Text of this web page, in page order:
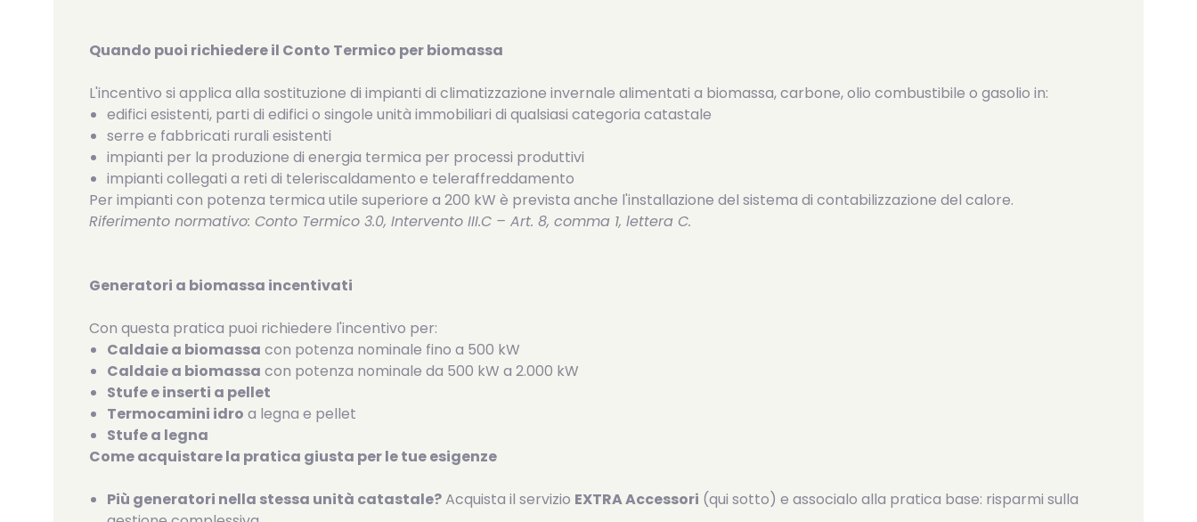
Quando puoi richiedere il Conto Termico per biomassa
L'incentivo si applica alla sostituzione di impianti di climatizzazione invernale alimentati a biomassa, carbone, olio combustibile o gasolio in:
edifici esistenti, parti di edifici o singole unità immobiliari di qualsiasi categoria catastale
serre e fabbricati rurali esistenti
impianti per la produzione di energia termica per processi produttivi
impianti collegati a reti di teleriscaldamento e teleraffreddamento
Per impianti con potenza termica utile superiore a 200 kW è prevista anche l'installazione del sistema di contabilizzazione del calore.
Riferimento normativo: Conto Termico 3.0, Intervento III.C – Art. 8, comma 1, lettera C.
Generatori a biomassa incentivati
Con questa pratica puoi richiedere l'incentivo per:
Caldaie a biomassa con potenza nominale fino a 500 kW
Caldaie a biomassa con potenza nominale da 500 kW a 2.000 kW
Stufe e inserti a pellet
Termocamini idro a legna e pellet
Stufe a legna
Come acquistare la pratica giusta per le tue esigenze
Più generatori nella stessa unità catastale?Acquista il servizio EXTRA Accessori (qui sotto) e associalo alla pratica base: risparmi sulla